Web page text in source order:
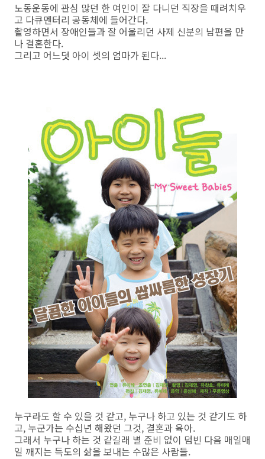
노동운동에 관심 많던 한 여인이 잘 다니던 직장을 때려치우
고 다큐멘터리 공동체에 들어간다.
촬영하면서 장애인들과 잘 어울리던 사제 신분의 남편을 만
나 결혼한다.
그리고 어느덧 아이 셋의 엄마가 된다...
누구라도 할 수 있을 것 같고, 누구나 하고 있는 것 같기도 하
고, 누군가는 수십년 해왔던 그것, 결혼과 육아.
그래서 누구나 하는 것 같길래 별 준비 없이 덤빈 다음 매일매
일 깨지는 득도의 삶을 보내는 수많은 사람들.